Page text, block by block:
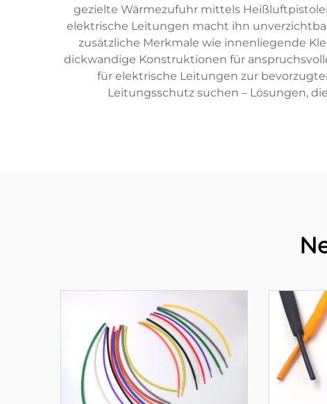
gezielte Wärmezufuhr mittels
elektrische Leitungen macht ihn
zusätzliche Merkmale wie innenliegende
dickwandige Konstruktionen für
für elektrische Leitungen zur
Leitungsschutz suchen – Lösungen,